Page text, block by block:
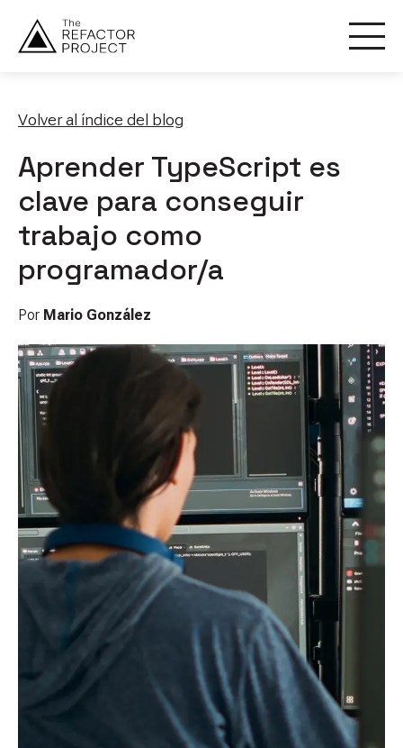
Volver al índice del blog
Aprender TypeScript es
clave para conseguir
trabajo como
programador/a
Por Mario González